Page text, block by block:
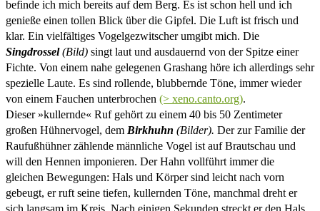
befinde ich mich bereits auf dem Berg. Es ist schon hell und ich
genieße einen tollen Blick über die Gipfel. Die Luft ist frisch und
klar. Ein vielfältiges Vogelgezwitscher umgibt mich. Die
Singdrossel(Bild) singt laut und ausdauernd von der Spitze einer
Fichte. Von einem nahe gelegenen Grashang höre ich allerdings sehr
spezielle Laute. Es sind rollende, blubbernde Töne, immer wieder
von einem Fauchen unterbrochen (> xeno.canto.org).
Dieser »kullernde« Ruf gehört zu einem 40 bis 50 Zentimeter
großen Hühnervogel, dem Birkhuhn (Bilder). Der zur Familie der
Raufußhühner zählende männliche Vogel ist auf Brautschau und
will den Hennen imponieren. Der Hahn vollführt immer die
gleichen Bewegungen: Hals und Körper sind leicht nach vorn
gebeugt, er ruft seine tiefen, kullernden Töne, manchmal dreht er
sich langsam im Kreis. Nach einigen Sekunden streckt er den Hals